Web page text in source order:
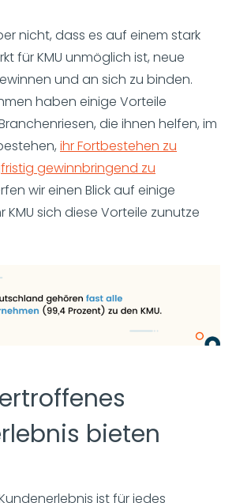
nicht, dass es auf einem stark
für KMU unmöglich ist, neue
und an sich zu binden.
haben einige Vorteile
die ihnen helfen, im
ihr Fortbestehen zu
gewinnbringend zu
wir einen Blick auf einige
KMU sich diese Vorteile zunutze
bieten
ist für jedes